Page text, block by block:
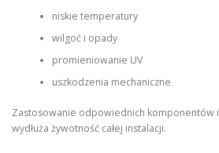
niskie temperatury
wilgoć i opady
promieniowanie UV
uszkodzenia mechaniczne
Zastosowanie odpowiednich komponentów
wydłuża żywotność całej instalacji.